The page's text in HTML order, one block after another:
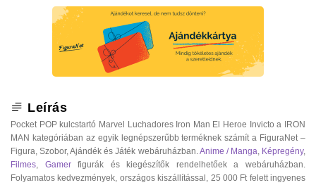
Leírás
Pocket POP kulcstartó Marvel Luchadores Iron Man El Heroe Invicto a IRON
MAN kategóriában az egyik legnépszerűbb terméknek számít a FiguraNet –
Figura, Szobor, Ajándék és Játék webáruházban. Anime / Manga Képregény,
Filmes
Gamerfigurák és kiegészítők rendelhetőek a webáruházban.
Folyamatos kedvezmények, országos kiszállítással, 25 000 Ft felett ingyenes